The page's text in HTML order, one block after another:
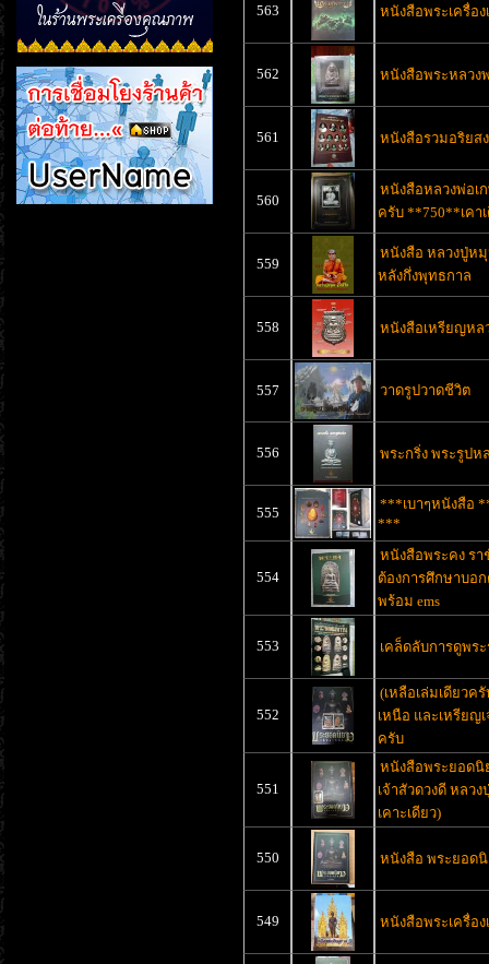
563 หนังสือพระเครื่อ
562 หนังสือพระหลวง
561 หนังสือรวมอริยส
560
หนังสือหลวงพ่อเ
ครับ **750**เคา
559
หนังสือ หลวงปู่ห
หลังกึ่งพุทธกาล
558 หนังสือเหรียญห
557 วาดรูปวาดชีวิต
556 พระกริ่ง พระรูปห
555
***เบาๆหนังสือ
***
554
หนังสือพระคง ร
ต้องการศึกษาบอ
พร้อม ems
553 เคล็ดลับการดูพร
552
(เหลือเล่มเดียวค
เหนือ และเหรียญ
ครับ
551
หนังสือพระยอดนิ
เจ้าสัวดวงดี หลว
เคาะเดียว)
550 หนังสือ พระยอดนิ
549 หนังสือพระเครื่อง